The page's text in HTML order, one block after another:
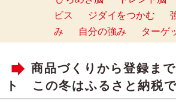
ビス
ジダイをつかむ
み
自分の強み ターゲ
商品づくりから登録ま
ト この冬はふるさと納税で